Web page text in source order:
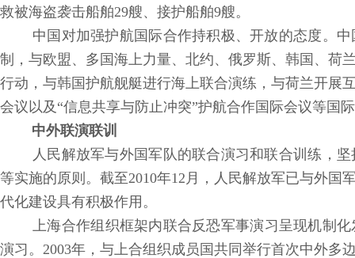
救被海盗袭击船舶29艘、接护船舶9艘。
中国对加强护航国际合作持积极、开放的态度。
制，与欧盟、多国海上力量、北约、俄罗斯、韩国、荷
行动，与韩国护航舰艇进行海上联合演练，与荷兰开展
会议以及“信息共享与防止冲突”护航合作国际会议等国
中外联演联训
人民解放军与外国军队的联合演习和联合训练，
等实施的原则。截至2010年12月，人民解放军已与外
代化建设具有积极作用。
上海合作组织框架内联合反恐军事演习呈现机制化
演习。2003年，与上合组织成员国共同举行首次中外多